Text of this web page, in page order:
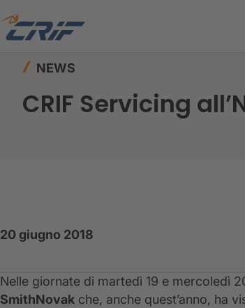
Home
NEWS
CRIF Servicing
20 giugno 2018
Nelle giornate di martedì 19 e mercoledì
SmithNovak che, anche quest’anno, ha